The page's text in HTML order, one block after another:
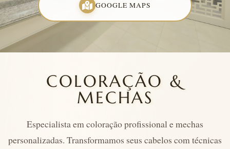
GOOGLE MAPS
COLORAÇÃO &
MECHAS
Especialista em coloração profissional e mechas
personalizadas. Transformamos seus cabelos com técnicas